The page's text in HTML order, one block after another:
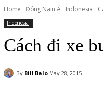
Home Đông Nam Á Indonesia
Indonesia
Cách đi xe
By Bill Balo May 28, 2015